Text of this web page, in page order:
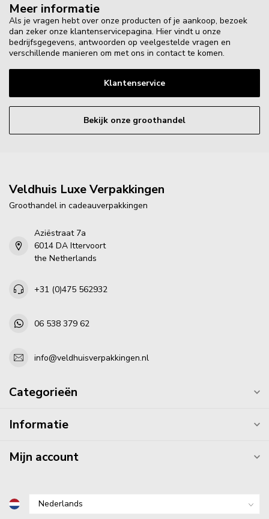
Meer informatie
Als je vragen hebt over onze producten of je aankoop, bezoek
dan zeker onze klantenservicepagina. Hier vindt u onze
bedrijfsgegevens, antwoorden op veelgestelde vragen en
verschillende manieren om met ons in contact te komen.
Klantenservice
Bekijk onze groothandel
Veldhuis Luxe Verpakkingen
Groothandel in cadeauverpakkingen
Aziëstraat 7a
6014 DA Ittervoort
the Netherlands
+31 (0)475 562932
06 538 379 62
info@veldhuisverpakkingen.nl
Categorieën
Informatie
Mijn account